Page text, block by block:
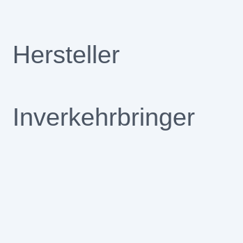
Hersteller
Inverkehrbringer